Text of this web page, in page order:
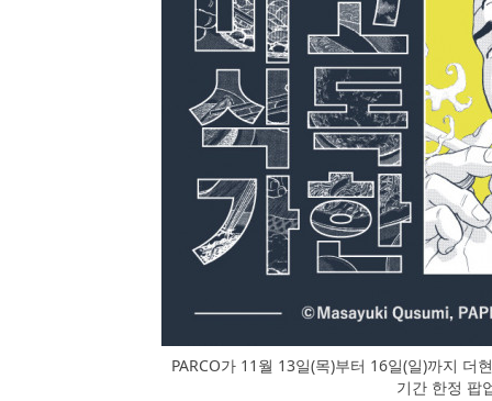
PARCO가 11월 13일(목)부터 16일(일)까지 더
기간 한정 팝